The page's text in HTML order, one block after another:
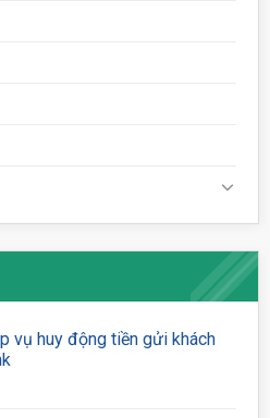
vụ huy động tiền gửi khách